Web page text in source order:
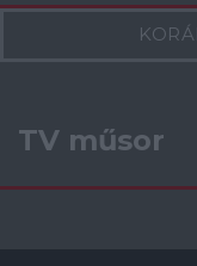
TV műsor